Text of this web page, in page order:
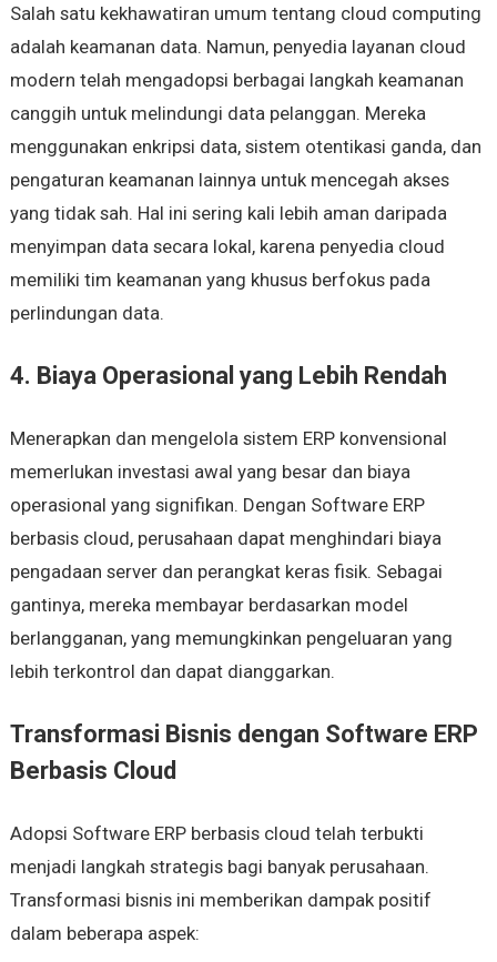
Salah satu kekhawatiran umum tentang cloud computing
adalah keamanan data. Namun, penyedia layanan cloud
modern telah mengadopsi berbagai langkah keamanan
canggih untuk melindungi data pelanggan. Mereka
menggunakan enkripsi data, sistem otentikasi ganda, dan
pengaturan keamanan lainnya untuk mencegah akses
yang tidak sah. Hal ini sering kali lebih aman daripada
menyimpan data secara lokal, karena penyedia cloud
memiliki tim keamanan yang khusus berfokus pada
perlindungan data.
4. Biaya Operasional yang Lebih Rendah
Menerapkan dan mengelola sistem ERP konvensional
memerlukan investasi awal yang besar dan biaya
operasional yang signifikan. Dengan Software ERP
berbasis cloud, perusahaan dapat menghindari biaya
pengadaan server dan perangkat keras fisik. Sebagai
gantinya, mereka membayar berdasarkan model
berlangganan, yang memungkinkan pengeluaran yang
lebih terkontrol dan dapat dianggarkan.
Transformasi Bisnis dengan Software ERP
Berbasis Cloud
Adopsi Software ERP berbasis cloud telah terbukti
menjadi langkah strategis bagi banyak perusahaan.
Transformasi bisnis ini memberikan dampak positif
dalam beberapa aspek: